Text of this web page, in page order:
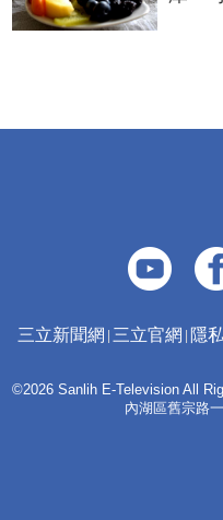
三立新聞網 三立官網 隱
©2026 Sanlih E-Television All
內湖區舊宗路